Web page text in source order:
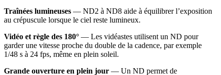
Traînées lumineuses — ND2 à ND8 aide à équilibrer l’exposition
au crépuscule lorsque le ciel reste lumineux.
Vidéo et règle des 180° — Les vidéastes utilisent un ND pour
garder une vitesse proche du double de la cadence, par exemple
1/48 s à 24 fps, même en plein soleil.
Grande ouverture en plein jour — Un ND permet de